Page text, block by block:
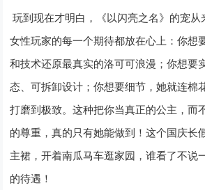
玩到现在才明白，《以闪亮之名》的宠从
女性玩家的每一个期待都放在心上：你想
和技术还原最真实的洛可可浪漫；你想要
态、可拆卸设计；你想要细节，她就连棉
打磨到极致。这种把你当真正的公主，而
的尊重，真的只有她能做到！这个国庆长
主裙，开着南瓜马车逛家园，谁看了不说
的待遇！